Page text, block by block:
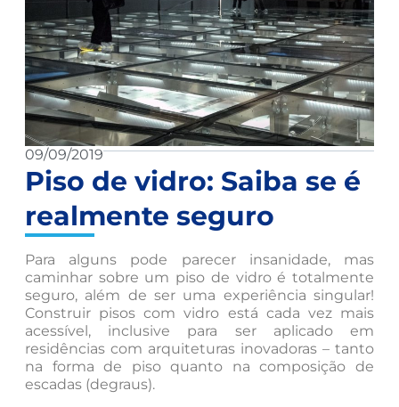
09/09/2019
Piso de vidro: Saiba se é
realmente seguro
Para alguns pode parecer insanidade, mas
caminhar sobre um piso de vidro é totalmente
seguro, além de ser uma experiência singular!
Construir pisos com vidro está cada vez mais
acessível, inclusive para ser aplicado em
residências com arquiteturas inovadoras – tanto
na forma de piso quanto na composição de
escadas (degraus).